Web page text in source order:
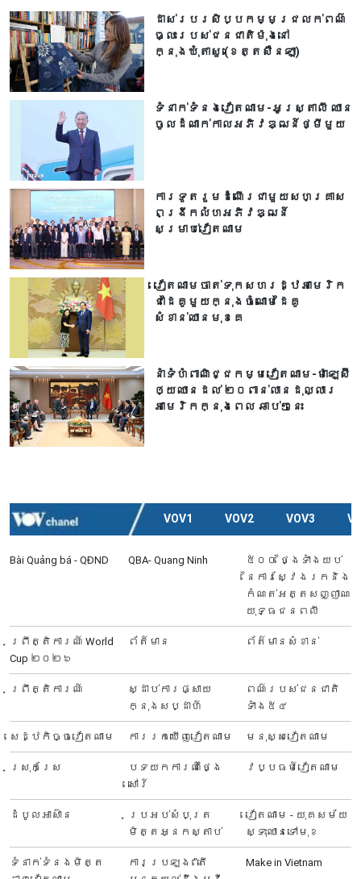
ដាស់របរសិប្បកម្មជ្រលក់ពណ៌
ធ្លះរបស់ជនជាតិម៉ុងនៅ
ក្នុងឃុំតាសួ (ខេត្តសឺនឡា)
ទំនាក់ទំនងវៀតណាម-អូស្ត្រាលី ឈាន​
ចូលដំណាក់កាលអភិវឌ្ឍន៍ថ្មីមួយ
ការទូតរួមដំណើរជាមួយសហគ្រាស
ពង្រីកលំហអភិវឌ្ឍន៍
សម្រាប់វៀតណាម
វៀតណាមចាត់ទុកសហរដ្ឋអាមេរិក
ជាដៃគូមួយក្នុងចំណោមដៃគូ
សំខាន់ឈានមុខគេ
នាំទំហំពាណិជ្ជកម្មវៀតណាម-ម៉ាឡេស៊ី
ឲ្យឈានដល់ ២០ពាន់លានដុល្លារ
អាមេរិកក្នុងពេល ឆាប់ៗនេះ
VOV1 VOV2 VOV3
Bài Quảng bá - QĐND QBA- Quang Ninh
៥០០ ថ្ងៃទាំងយប់
នៃការស្វែងរកនិង
កំណត់អត្តសញ្ញាណ
យុទ្ធជនពលី
ព្រឹត្តិការណ៍ World
Cup ២០២៦
ព័ត៍មាន ព័ត៌មានសំខាន់
ព្រឹត្តិការណ៍
ស្ដាប់ការផ្សាយ
ក្នុងសប្ដាហ៍
ពណ៌របស់ជនជាតិ
ទាំង៥៤
សេដ្ឋកិច្ចវៀតណាម ការរកឃើញវៀតណាម មនុស្សវៀតណាម
ស្រុកស្រែ
បទយកការណ៍ថ្ងៃ
សៅរ៍
វប្បធម៍វៀតណាម
ដំបូលអាស៊ាន
ប្រអប់សំបុត្រ
មិត្តអ្នកស្តាប់
វៀតណាម - យុគសម័យ
ស្ទុះឈានទៅមុខ
ទំនាក់ទំនងមិត្ត
ការប្រឡង "តើ
Make in Vietnam